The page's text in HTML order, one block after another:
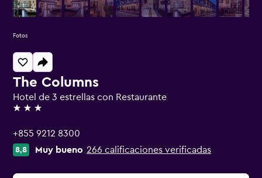
The Columns
Hotel de 3 estrellas con Restaurante
3 estrellas
+855 9212 8300
8,8 Muy bueno 266 calificaciones verificadas
Fotos